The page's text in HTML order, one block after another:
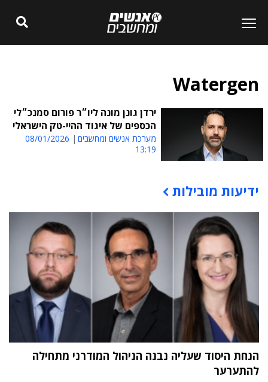
Watergen
ירדן גונן מונה ליו״ר פורום סמנכ״לי
הכספים של איגוד ההיי-טק הישראלי
מערכת אנשים ומחשבים
08/01/2026
13:19
תוכן פרסומי
ידיעות מובילות
הנחת היסוד שעליה נבנה הניהול המודרני מתחילה
להתערער